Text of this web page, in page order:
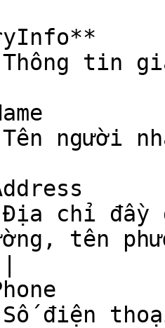
tin
người
chỉ đầy
tên
điện